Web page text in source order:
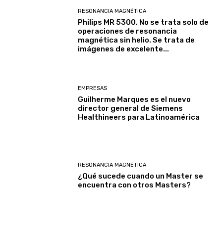
RESONANCIA MAGNÉTICA
Philips MR 5300. No se trata solo de
operaciones de resonancia
magnética sin helio. Se trata de
imágenes de excelente...
EMPRESAS
Guilherme Marques es el nuevo
director general de Siemens
Healthineers para Latinoamérica
RESONANCIA MAGNÉTICA
¿Qué sucede cuando un Master se
encuentra con otros Masters?